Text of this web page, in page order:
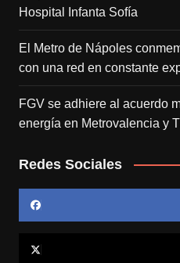
Hospital Infanta Sofía
El Metro de Nápoles
con una red en constante
FGV se adhiere al acuerdo
energía en Metrovalencia y
Redes Sociales